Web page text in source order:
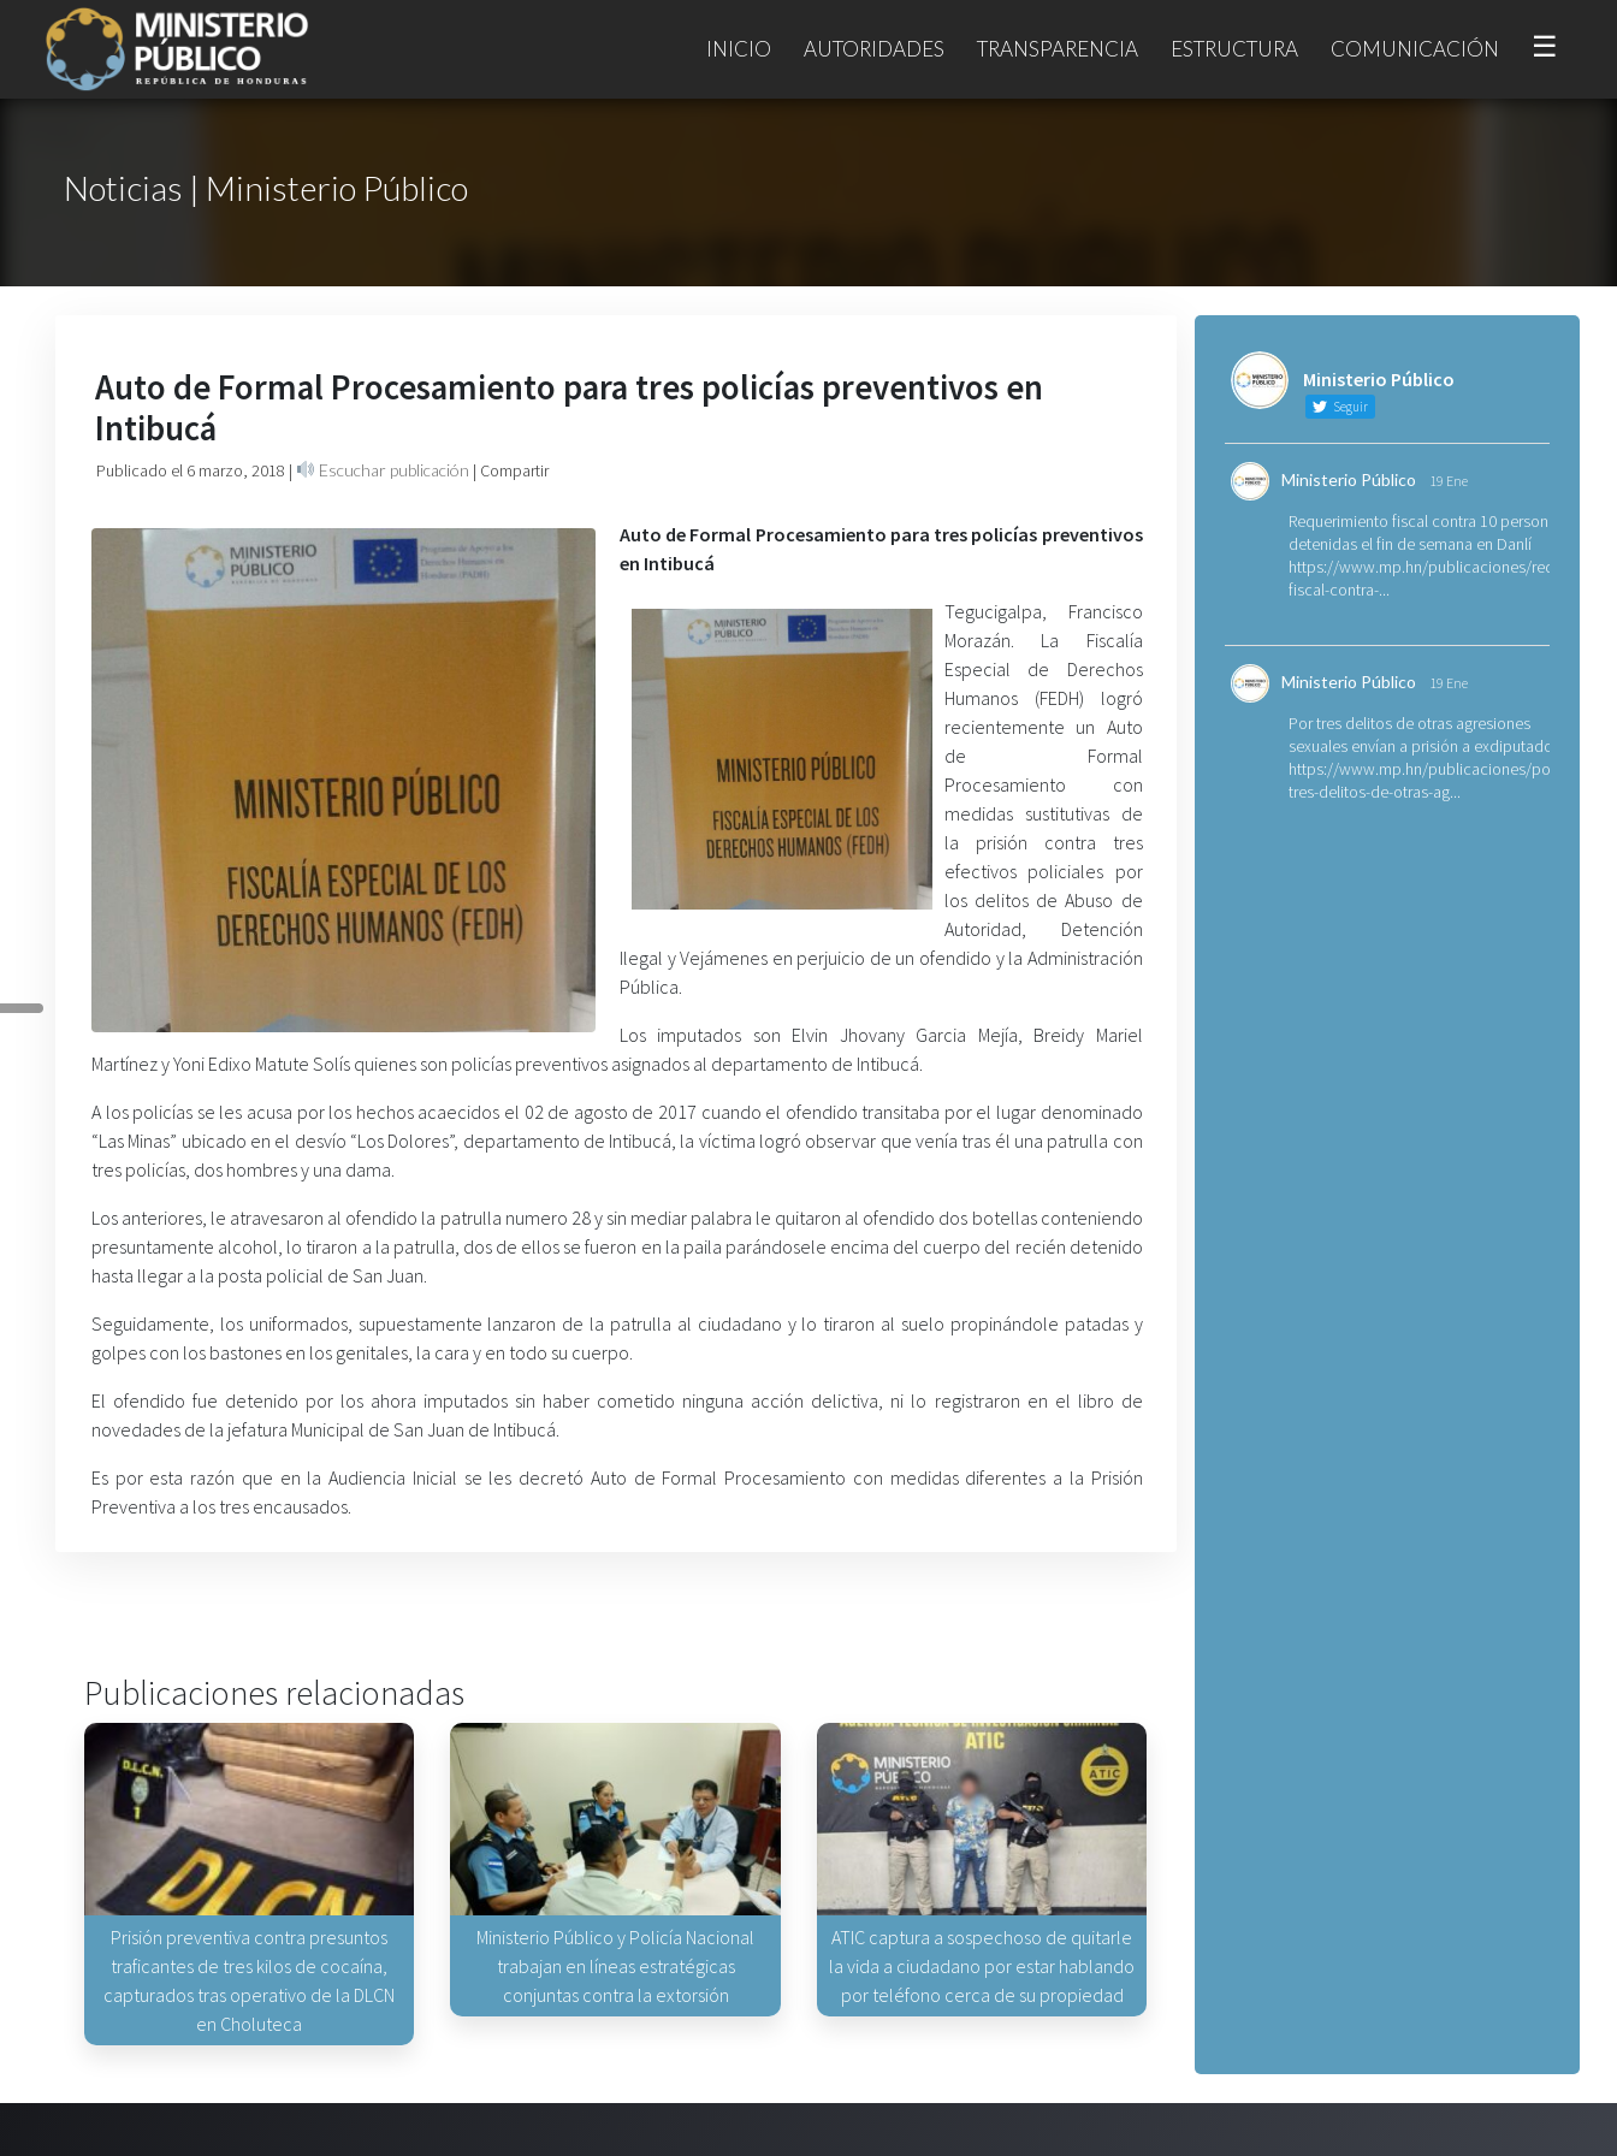
INICIO AUTORIDADES TRANSPARENCIA ESTRUCTURA COMUNICACIÓN ☰
Noticias | Ministerio Público
Auto de Formal Procesamiento para tres policías preventivos en
Intibucá
Publicado el 6 marzo, 2018 | Escuchar publicación | Compartir
Auto de Formal Procesamiento para tres policías preventivos
en Intibucá
Tegucigalpa, Francisco
Morazán. La Fiscalía
Especial de Derechos
Humanos (FEDH) logró
recientemente un Auto
de Formal
Procesamiento con
medidas sustitutivas de
la prisión contra tres
efectivos policiales por
los delitos de Abuso de
Autoridad, Detención
Ilegal y Vejámenes en perjuicio de un ofendido y la Administración
Pública.
Los imputados son Elvin Jhovany Garcia Mejía, Breidy Mariel
Martínez y Yoni Edixo Matute Solís quienes son policías preventivos asignados al departamento de Intibucá.
A los policías se les acusa por los hechos acaecidos el 02 de agosto de 2017 cuando el ofendido transitaba por el lugar denominado
“Las Minas” ubicado en el desvío “Los Dolores”, departamento de Intibucá, la víctima logró observar que venía tras él una patrulla con
tres policías, dos hombres y una dama.
Los anteriores, le atravesaron al ofendido la patrulla numero 28 y sin mediar palabra le quitaron al ofendido dos botellas conteniendo
presuntamente alcohol, lo tiraron a la patrulla, dos de ellos se fueron en la paila parándosele encima del cuerpo del recién detenido
hasta llegar a la posta policial de San Juan.
Seguidamente, los uniformados, supuestamente lanzaron de la patrulla al ciudadano y lo tiraron al suelo propinándole patadas y
golpes con los bastones en los genitales, la cara y en todo su cuerpo.
El ofendido fue detenido por los ahora imputados sin haber cometido ninguna acción delictiva, ni lo registraron en el libro de
novedades de la jefatura Municipal de San Juan de Intibucá.
Es por esta razón que en la Audiencia Inicial se les decretó Auto de Formal Procesamiento con medidas diferentes a la Prisión
Preventiva a los tres encausados.
Publicaciones relacionadas
Prisión preventiva contra presuntos
traficantes de tres kilos de cocaína,
capturados tras operativo de la DLCN
en Choluteca
Ministerio Público y Policía Nacional
trabajan en líneas estratégicas
conjuntas contra la extorsión
ATIC captura a sospechoso de quitarle
la vida a ciudadano por estar hablando
por teléfono cerca de su propiedad
Ministerio Público
Seguir
Ministerio Público 19 Ene
Requerimiento fiscal contra 10 personas
detenidas el fin de semana en Danlí
https://www.mp.hn/publicaciones/
fiscal-contra-...
Ministerio Público 19 Ene
Por tres delitos de otras agresiones
sexuales envían a prisión a exdiputado
https://www.mp.hn/publicaciones/por-
tres-delitos-de-otras-ag...